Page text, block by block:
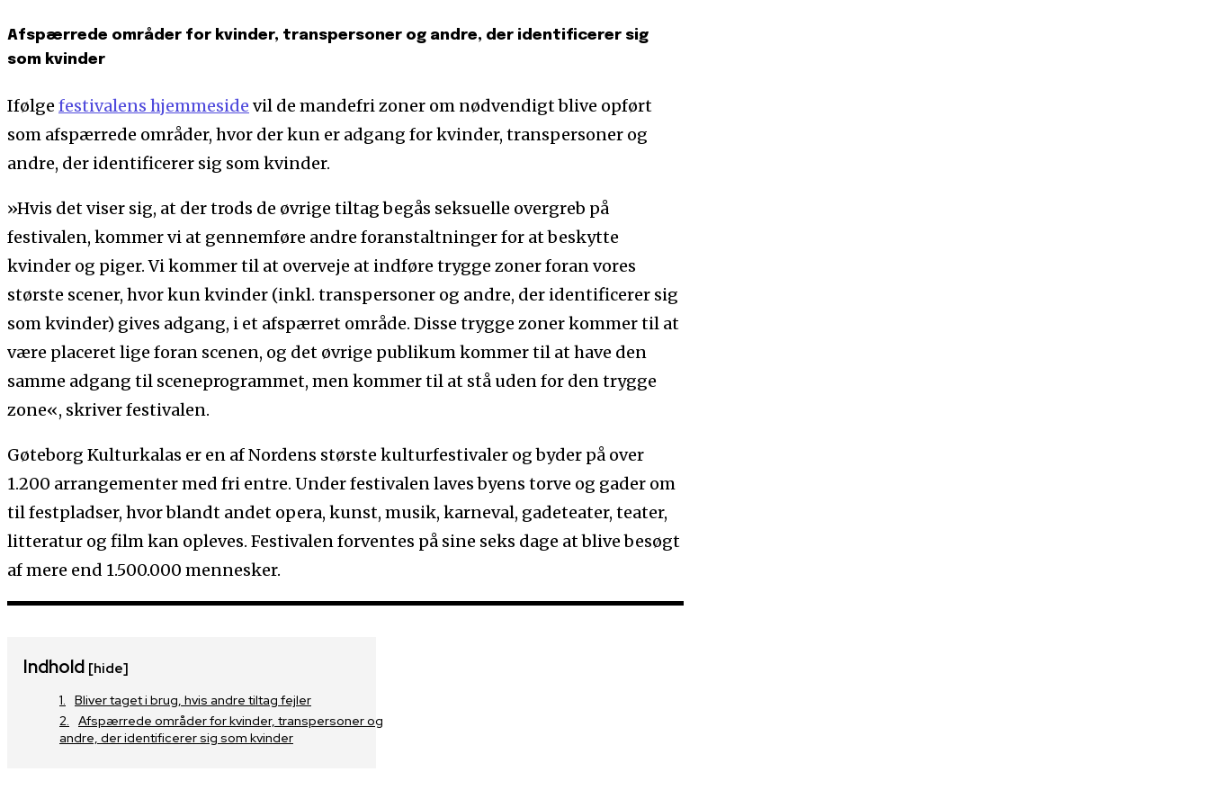
Afspærrede områder for kvinder, transpersoner og andre, der identificerer sig
som kvinder
Ifølge festivalens hjemmeside vil de mandefri zoner om nødvendigt blive opført
som afspærrede områder, hvor der kun er adgang for kvinder, transpersoner og
andre, der identificerer sig som kvinder.
»Hvis det viser sig, at der trods de øvrige tiltag begås seksuelle overgreb på
festivalen, kommer vi at gennemføre andre foranstaltninger for at beskytte
kvinder og piger. Vi kommer til at overveje at indføre trygge zoner foran vores
største scener, hvor kun kvinder (inkl. transpersoner og andre, der identificerer sig
som kvinder) gives adgang, i et afspærret område. Disse trygge zoner kommer til at
være placeret lige foran scenen, og det øvrige publikum kommer til at have den
samme adgang til sceneprogrammet, men kommer til at stå uden for den trygge
zone«, skriver festivalen.
Gøteborg Kulturkalas er en af Nordens største kulturfestivaler og byder på over
1.200 arrangementer med fri entre. Under festivalen laves byens torve og gader om
til festpladser, hvor blandt andet opera, kunst, musik, karneval, gadeteater, teater,
litteratur og film kan opleves. Festivalen forventes på sine seks dage at blive besøgt
af mere end 1.500.000 mennesker.
Indhold [hide]
Bliver taget i brug, hvis andre tiltag fejler
Afspærrede områder for kvinder, transpersoner og
andre, der identificerer sig som kvinder